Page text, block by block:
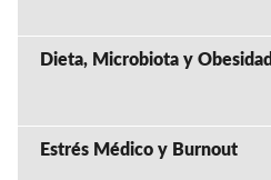
Dieta, Microbiota y Obesidad
Estrés Médico y Burnout